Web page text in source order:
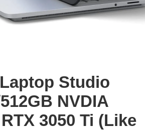
Studio
NVDIA
3050 Ti (Like